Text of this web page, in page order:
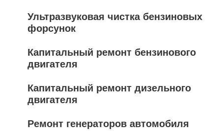
Ультразвуковая чистка бензиновых
форсунок
Капитальный ремонт бензинового
двигателя
Капитальный ремонт дизельного
двигателя
Ремонт генераторов автомобиля